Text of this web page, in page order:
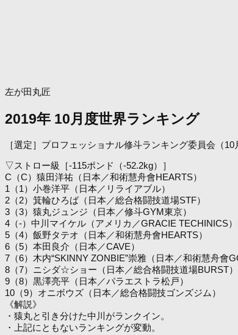
左が田丸匠
2019年 10月度世界ランキング
［選定］プロフェッショナル修斗ランキング委員会（
▽ストロー級［-115ポンド（-52.2kg）］
C（C）猿田洋祐（日本／和術慧舟會HEARTS）
1（1）小巻洋平（日本／リライアブル）
2（2）箕輪ひろば（日本／総合格闘技道場STF）
3（3）猿丸ジュンジ（日本／修斗GYM東京）
4（-）中川マイケル（アメリカ／GRACIE TECHINICS）
5（4）飯野タテオ（日本／和術慧舟會HEARTS）
6（5）本田良介（日本／CAVE）
7（6）木内“SKINNY ZONBIE”崇雅（日本／和術慧舟會
8（7）ニシダ☆ショー（日本／総合格闘技道場BURST）
9（8）黒澤亮平（日本／パラエストラ松戸）
10（9）オニボウズ（日本／総合格闘技ゴンズジム）
《解説》
・猿丸と引き分けた中川がランクイン。
・上記にともないランキングが変動。